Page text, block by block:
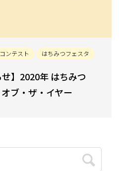
ンテスト はちみつフェスタ
せ】2020年 はちみつ
ブ・ザ・イヤー